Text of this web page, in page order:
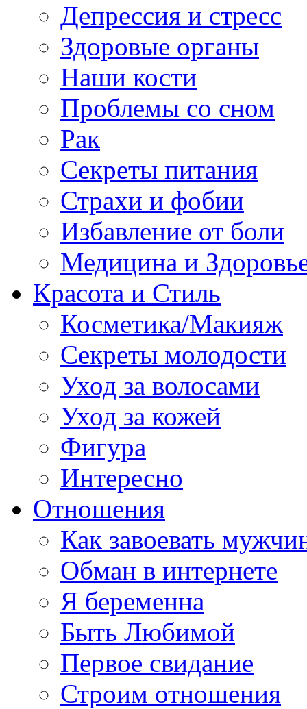
Депрессия и стресс
Здоровые органы
Наши кости
Проблемы со сном
Рак
Секреты питания
Страхи и фобии
Избавление от боли
Медицина и
Красота и Стиль
Косметика/Макияж
Секреты молодости
Уход за волосами
Уход за кожей
Фигура
Интересно
Отношения
Как завоевать
Обман в интернете
Я беременна
Быть Любимой
Первое свидание
Строим отношения